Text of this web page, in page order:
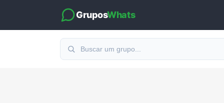
GruposWhats